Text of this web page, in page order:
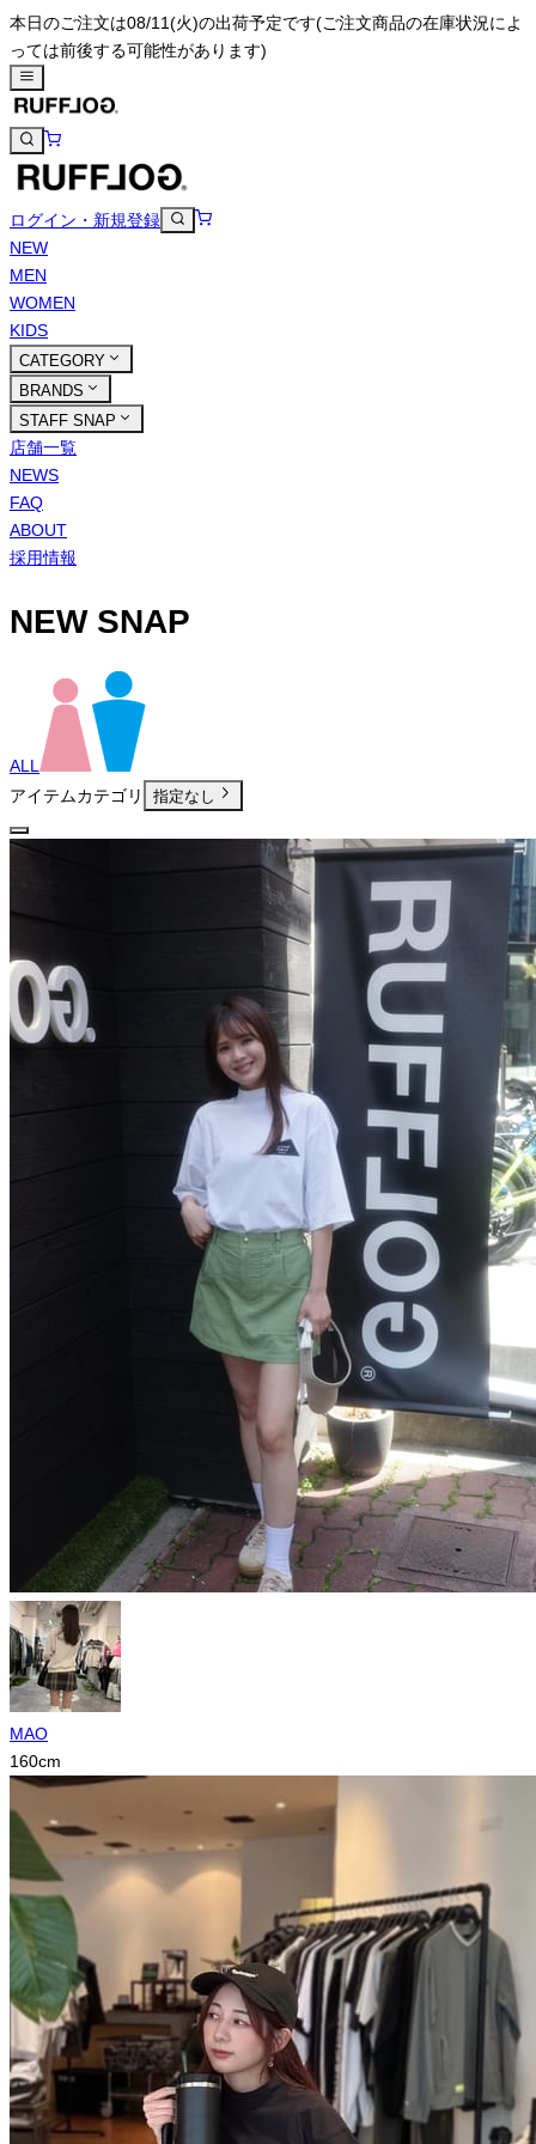
本日のご注文は08/11(火)の出荷予定です(ご注文商品の在庫状況によ
っては前後する可能性があります)
ログイン・新規登録
NEW
MEN
WOMEN
KIDS
CATEGORY
BRANDS
STAFF SNAP
店舗一覧
NEWS
FAQ
ABOUT
採用情報
NEW SNAP
ALL
アイテムカテゴリ
指定なし
MAO
160cm